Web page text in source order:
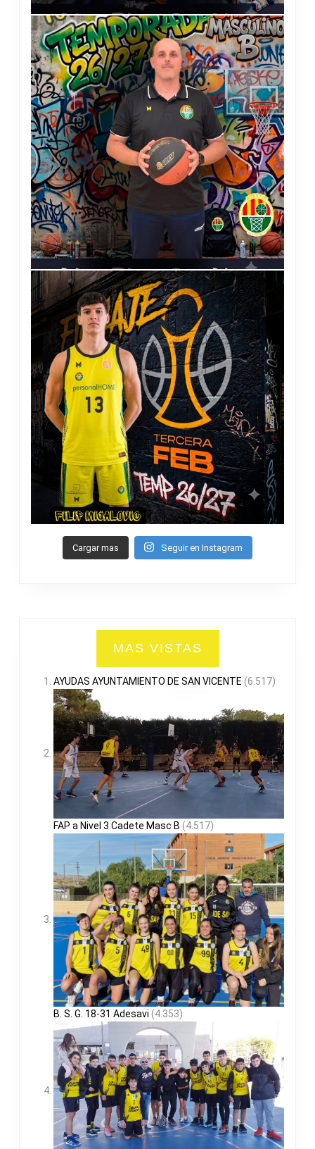
Cargar mas Seguir en Instagram
MAS VISTAS
AYUDAS AYUNTAMIENTO DE SAN VICENTE (6.517)
FAP a Nivel 3 Cadete Masc B (4.517)
B. S. G. 18-31 Adesavi (4.353)